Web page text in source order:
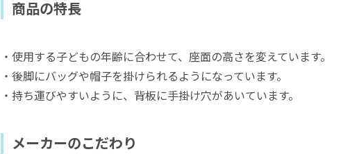
商品の特長
・使用する子どもの年齢に合わせて、座面の高さを変えています。
・後脚にバッグや帽子を掛けられるようになっています。
・持ち運びやすいように、背板に手掛け穴があいています。
メーカーのこだわり